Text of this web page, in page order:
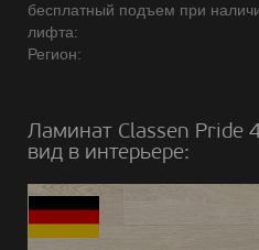
бесплатный подъем при
лифта:
Регион:
Ламинат Classen Pride
вид в интерьере: